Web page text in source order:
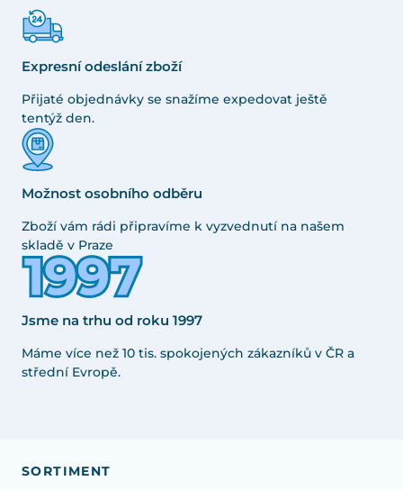
Expresní odeslání zboží
Přijaté objednávky se snažíme expedovat ještě
tentýž den.
Možnost osobního odběru
Zboží vám rádi připravíme k vyzvednutí na našem
skladě v Praze
Jsme na trhu od roku 1997
Máme více než 10 tis. spokojených zákazníků v ČR a
střední Evropě.
SORTIMENT